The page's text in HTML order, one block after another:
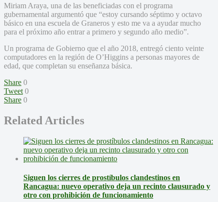
Miriam Araya, una de las beneficiadas con el programa
gubernamental argumentó que “estoy cursando séptimo y octavo
básico en una escuela de Graneros y esto me va a ayudar mucho
para el próximo año entrar a primero y segundo año medio”.
Un programa de Gobierno que el año 2018, entregó ciento veinte
computadores en la región de O’Higgins a personas mayores de
edad, que completan su enseñanza básica.
Share 0
Tweet 0
Share 0
Related Articles
Siguen los cierres de prostíbulos clandestinos en
Rancagua: nuevo operativo deja un recinto clausurado y
otro con prohibición de funcionamiento